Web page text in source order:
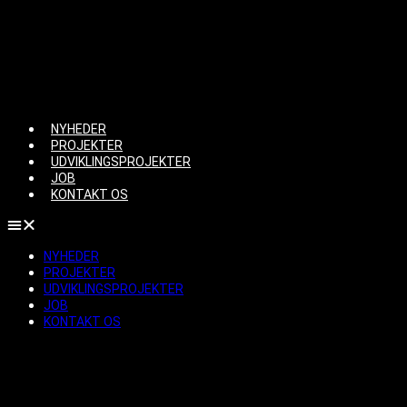
NYHEDER
PROJEKTER
UDVIKLINGSPROJEKTER
JOB
KONTAKT OS
NYHEDER
PROJEKTER
UDVIKLINGSPROJEKTER
JOB
KONTAKT OS